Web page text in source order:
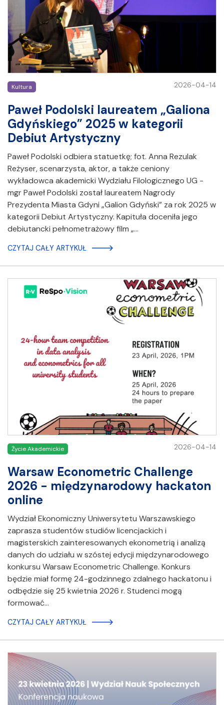
Kultura 2026-04-14
Paweł Podolski laureatem „Galiona
Gdyńskiego” 2025 w kategorii
Debiut Artystyczny
Paweł Podolski odbiera statuetkę; fot. Anna Rezulak
Reżyser, scenarzysta, aktor, a także ceniony
wykładowca akademicki Wydziału Filologicznego UG -
mgr Paweł Podolski został laureatem Nagrody
Prezydenta Miasta Gdyni „Galion Gdyński” za rok 2025 w
kategorii Debiut Artystyczny. Kapituła doceniła jego
debiutancki pełnometrażowy film „…
CZYTAJ CAŁY ARTYKUŁ
Życie Akademickie 2026-04-14
Warsaw Econometric Challenge
2026 - międzynarodowy hackaton
online
Wydział Ekonomiczny Uniwersytetu Warszawskiego
zaprasza studentów studiów licencjackich i
magisterskich zainteresowanych ekonometrią i analizą
danych do udziału w szóstej edycji międzynarodowego
konkursu Warsaw Econometric Challenge. Konkurs
będzie miał formę 24-godzinnego zdalnego hackatonu i
odbędzie się 25 kwietnia 2026 r. Studenci mogą
formować…
CZYTAJ CAŁY ARTYKUŁ